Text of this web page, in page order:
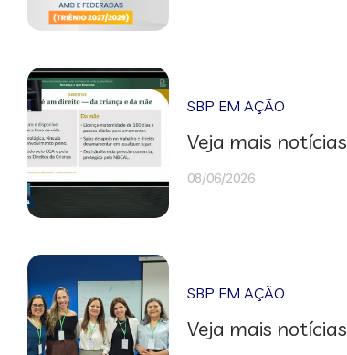
SBP EM AÇÃO
Veja mais notícias
08/06/2026
SBP EM AÇÃO
Veja mais notícias